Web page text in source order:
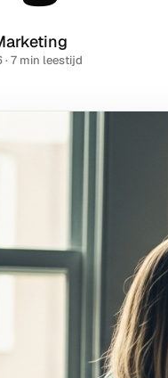
· 7 min leestijd